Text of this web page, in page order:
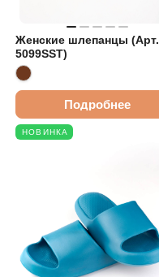
Женские шлепанцы (Арт.
5099SST)
Подробнее
НОВИНКА